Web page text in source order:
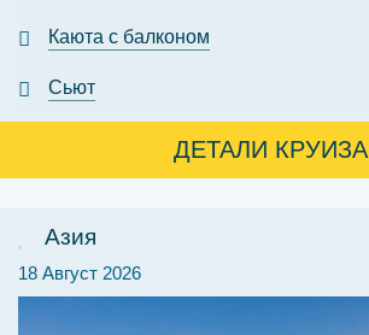
Каюта с балконом
Сьют
ДЕТАЛИ КРУИЗА
Азия
18 Август 2026